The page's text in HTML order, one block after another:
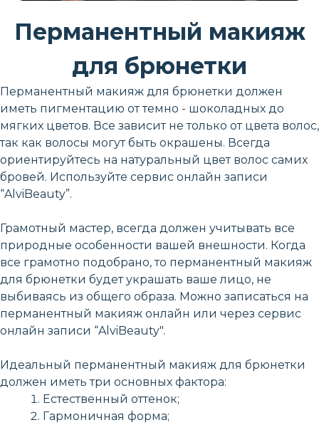
Перманентный макияж
для брюнетки
Перманентный макияж для брюнетки должен
иметь пигментацию от темно - шоколадных до
мягких цветов. Все зависит не только от цвета волос,
так как волосы могут быть окрашены. Всегда
ориентируйтесь на натуральный цвет волос самих
бровей. Используйте сервис онлайн записи
“AlviBeauty”.
Грамотный мастер, всегда должен учитывать все
природные особенности вашей внешности. Когда
все грамотно подобрано, то перманентный макияж
для брюнетки будет украшать ваше лицо, не
выбиваясь из общего образа. Можно записаться на
перманентный макияж онлайн или через сервис
онлайн записи “AlviBeauty".
Идеальный перманентный макияж для брюнетки
должен иметь три основных фактора:
Естественный оттенок;
Гармоничная форма;